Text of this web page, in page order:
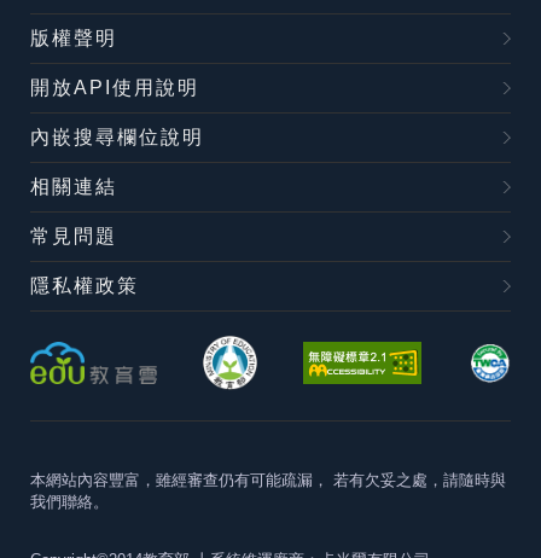
版權聲明
開放API使用說明
內嵌搜尋欄位說明
相關連結
常見問題
隱私權政策
本網站內容豐富，雖經審查仍有可能疏漏， 若有欠妥之處，請隨時與
我們聯絡。